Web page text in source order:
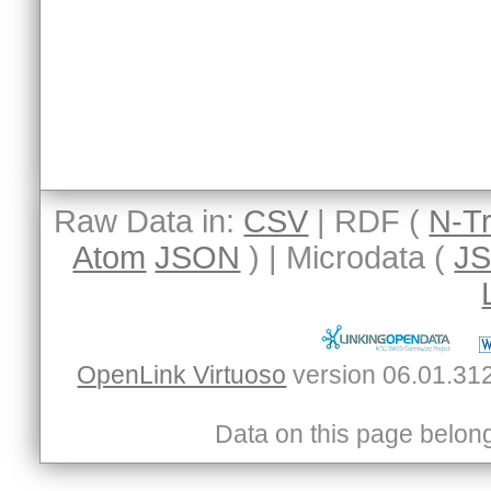
Raw Data in: CSV | RDF ( N-
Atom JSON ) | Microdata (
OpenLink Virtuoso
Data on this page